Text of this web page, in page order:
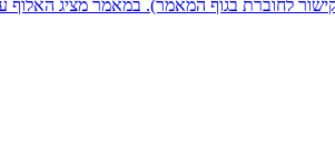
לחוברת בגוף המאמר). במאמר מציג האלוף